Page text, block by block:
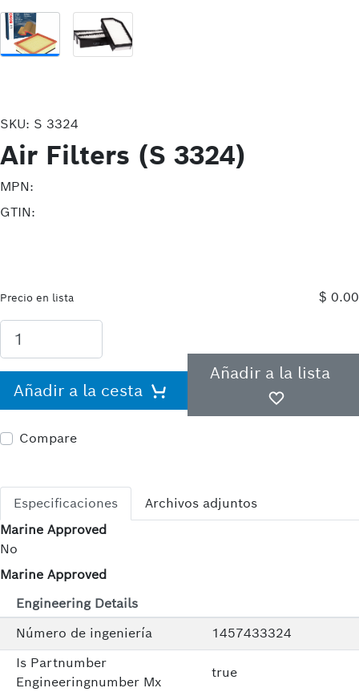
SKU: S 3324
Air Filters (S 3324)
MPN:
GTIN:
Precio en lista $ 0.00
Añadir a la cesta
Añadir a la lista
Compare
Especificaciones
Archivos adjuntos
Marine Approved
No
Marine Approved
Engineering Details
Número de ingeniería
1457433324
Is Partnumber
Engineeringnumber Mx
true